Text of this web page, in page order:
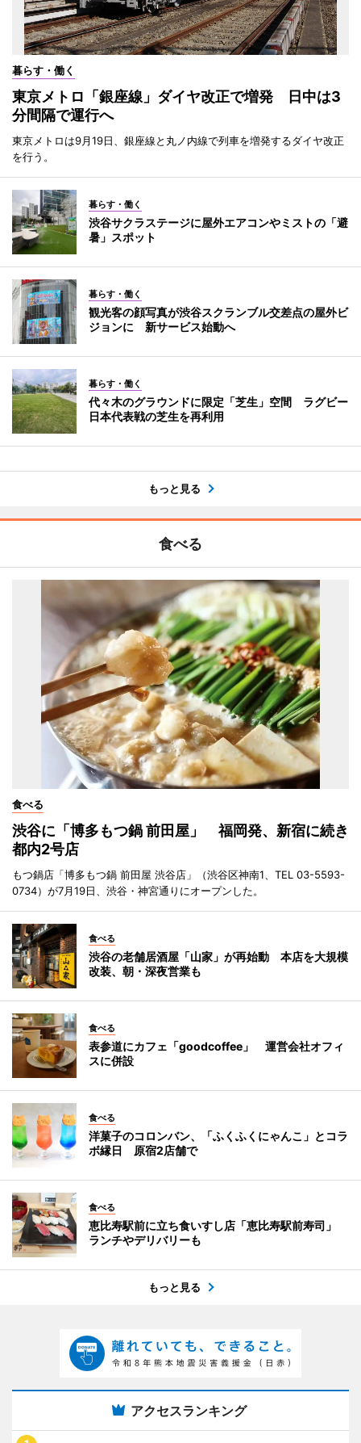
暮らす・働く
東京メトロ「銀座線」ダイヤ改正で増発 日中は3
分間隔で運行へ
東京メトロは9月19日、銀座線と丸ノ内線で列車を増発するダイヤ改正
を行う。
暮らす・働く
渋谷サクラステージに屋外エアコンやミストの「避
暑」スポット
暮らす・働く
観光客の顔写真が渋谷スクランブル交差点の屋外ビ
ジョンに 新サービス始動へ
暮らす・働く
代々木のグラウンドに限定「芝生」空間 ラグビー
日本代表戦の芝生を再利用
もっと見る
食べる
食べる
渋谷に「博多もつ鍋 前田屋」 福岡発、新宿に続き
都内2号店
もつ鍋店「博多もつ鍋 前田屋 渋谷店」（渋谷区神南1、TEL 03-5593-
0734）が7月19日、渋谷・神宮通りにオープンした。
食べる
渋谷の老舗居酒屋「山家」が再始動 本店を大規模
改装、朝・深夜営業も
食べる
表参道にカフェ「goodcoffee」 運営会社オフィ
スに併設
食べる
洋菓子のコロンバン、「ふくふくにゃんこ」とコラ
ボ縁日 原宿2店舗で
食べる
恵比寿駅前に立ち食いすし店「恵比寿駅前寿司」
ランチやデリバリーも
もっと見る
アクセスランキング